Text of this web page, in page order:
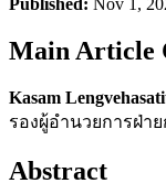
Main Article
Kasam
รองผู้อำนวยการฝ่า
Abstract